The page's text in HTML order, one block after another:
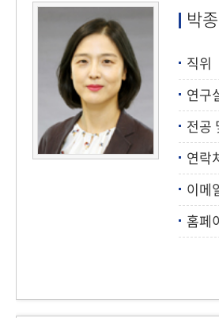
박
직위
연구
전공
연락
이메
홈페